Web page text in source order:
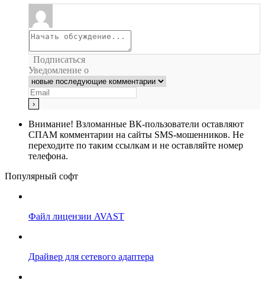
Подписаться
Уведомление о
Внимание! Взломанные ВК-пользователи оставляют
СПАМ комментарии на сайты SMS-мошенников. Не
переходите по таким ссылкам и не оставляйте номер
телефона.
Популярный софт
Файл лицензии AVAST
Драйвер для сетевого адаптера